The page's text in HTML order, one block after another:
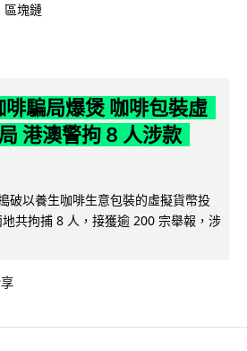
區塊鏈
騙局爆煲 咖啡包裝虛
港澳警拘 8 人涉款
破以養生咖啡生意包裝的虛擬貨幣投
共拘捕 8 人，接獲逾 200 宗舉報，涉